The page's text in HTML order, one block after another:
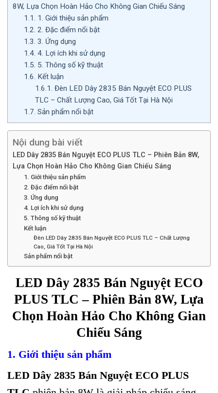
8W, Lựa Chọn Hoàn Hảo Cho Không Gian Chiếu Sáng
1.1. 1. Giới thiệu sản phẩm
1.2. 2. Đặc điểm nổi bật
1.3. 3. Ứng dụng
1.4. 4. Lợi ích khi sử dụng
1.5. 5. Thông số kỹ thuật
1.6. Kết luận
1.6.1. Đèn LED Dây 2835 Bán Nguyệt ECO PLUS
TLC – Chất Lượng Cao, Giá Tốt Tại Hà Nội
1.7. Sản phẩm nổi bật
Nội dung bài viết
LED Dây 2835 Bán Nguyệt ECO PLUS TLC – Phiên Bản 8W,
Lựa Chọn Hoàn Hảo Cho Không Gian Chiếu Sáng
1. Giới thiệu sản phẩm
2. Đặc điểm nổi bật
3. Ứng dụng
4. Lợi ích khi sử dụng
5. Thông số kỹ thuật
Kết luận
Đèn LED Dây 2835 Bán Nguyệt ECO PLUS TLC – Chất Lượng
Cao, Giá Tốt Tại Hà Nội
Sản phẩm nổi bật
LED Dây 2835 Bán Nguyệt ECO
PLUS TLC – Phiên Bản 8W, Lựa
Chọn Hoàn Hảo Cho Không Gian
Chiếu Sáng
1. Giới thiệu sản phẩm
LED Dây 2835 Bán Nguyệt ECO PLUS